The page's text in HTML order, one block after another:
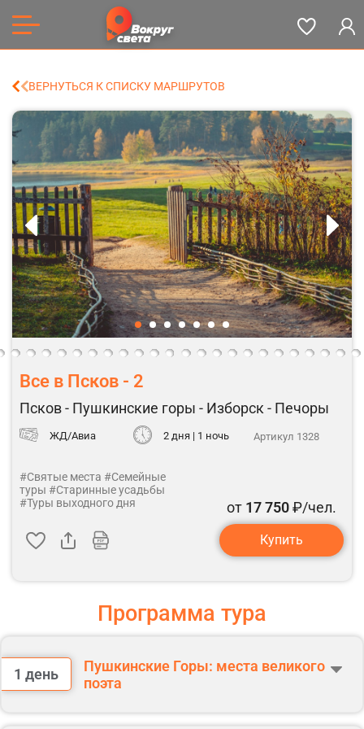
ВЕРНУТЬСЯ К СПИСКУ МАРШРУТОВ
Все в Псков - 2
Псков - Пушкинские горы - Изборск - Печоры
ЖД/Авиа 2 дня | 1 ночь Артикул 1328
#Святые места #Семейные
туры #Старинные усадьбы
#Туры выходного дня
от 17 750₽/чел.
Купить
Программа тура
1 день
Пушкинские Горы: места великого
поэта